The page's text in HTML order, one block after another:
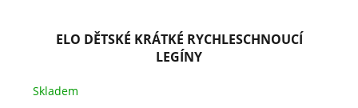
ELO DĚTSKÉ KRÁTKÉ RYCHLESCHNOUCÍ
LEGÍNY
Skladem